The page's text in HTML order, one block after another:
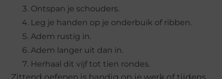
Ontspan je schouders.
Leg je handen op je onderbuik of ribben.
Adem rustig in.
Adem langer uit dan in.
Herhaal dit vijf tot tien rondes.
Zittend oefenen is handig op je werk of tijdens